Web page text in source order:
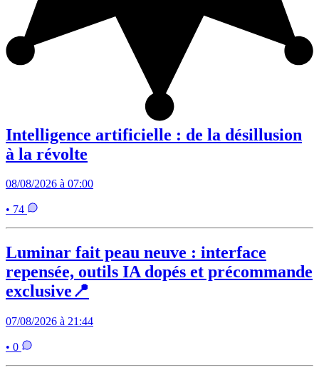
Intelligence artificielle : de la désillusion
à la révolte
08/08/2026 à 07:00
• 74
Luminar fait peau neuve : interface
repensée, outils IA dopés et précommande
exclusive📍
07/08/2026 à 21:44
• 0